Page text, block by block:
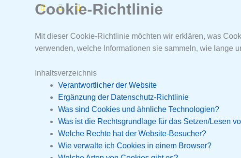
YoutubeInstagramFacebook-
f
Cookie-Richtlinie
Mit dieser Cookie-Richtlinie möchten wir erklären, was
verwenden, welche Informationen sie sammeln, wie lange
Inhaltsverzeichnis
Verantwortlicher der Website
Ergänzung der Datenschutz-Richtlinie
Was sind Cookies und ähnliche Technologien?
Was ist die Rechtsgrundlage für das Setzen/Lesen
Welche Rechte hat der Website-Besucher?
Wie verwalte ich Cookies in einem Browser?